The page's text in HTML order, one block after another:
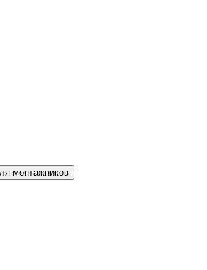
Регистрация для монтажников